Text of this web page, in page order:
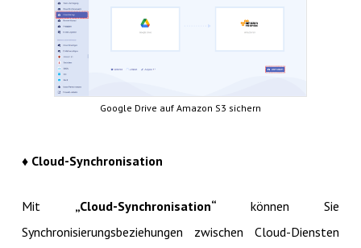
Google Drive auf Amazon S3 sichern
♦ Cloud-Synchronisation
Mit „Cloud-Synchronisation“ können Sie
Synchronisierungsbeziehungen zwischen Cloud-Diensten